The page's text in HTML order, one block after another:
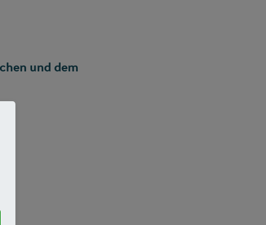
und dem